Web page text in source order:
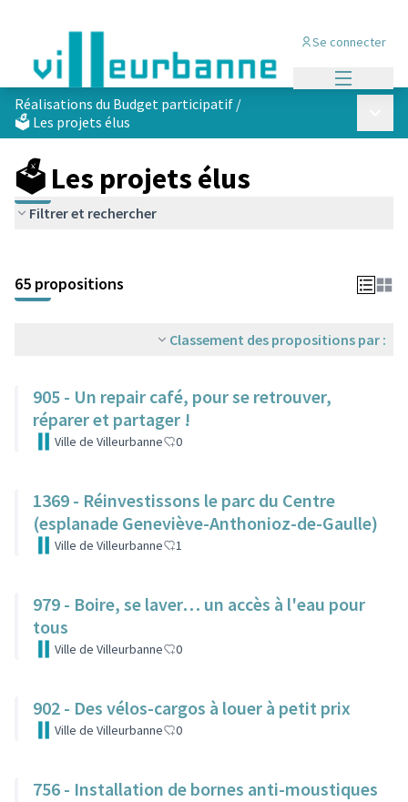
Se connecter
Réalisations du Budget participatif /
🗳️ Les projets élus
🗳️ Les projets élus
Filtrer et rechercher
+
−
65 propositions
Classement des propositions par :
905 - Un repair café, pour se retrouver,
réparer et partager !
Ville de Villeurbanne 0
1369 - Réinvestissons le parc du Centre
(esplanade Geneviève-Anthonioz-de-Gaulle)
Ville de Villeurbanne 1
979 - Boire, se laver… un accès à l'eau pour
tous
Ville de Villeurbanne 0
902 - Des vélos-cargos à louer à petit prix
Ville de Villeurbanne 0
756 - Installation de bornes anti-moustiques